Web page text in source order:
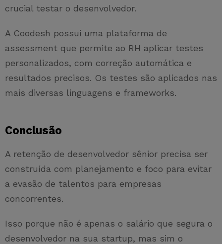
crucial testar o desenvolvedor.
A Coodesh possui uma plataforma de
assessment que permite ao RH aplicar testes
personalizados, com correção automática e
resultados precisos. Os testes são aplicados nas
mais diversas linguagens e frameworks.
Conclusão
A retenção de desenvolvedor sênior precisa ser
construída com planejamento e foco para evitar
a evasão de talentos para empresas
concorrentes.
Isso porque não é apenas o salário que segura o
desenvolvedor na sua startup, mas sim o